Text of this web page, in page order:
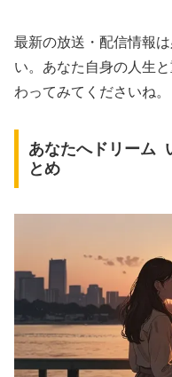
最新の放送・配信情報
い。あなた自身の人生
わってみてくださいね。
あなたへドリーム
とめ